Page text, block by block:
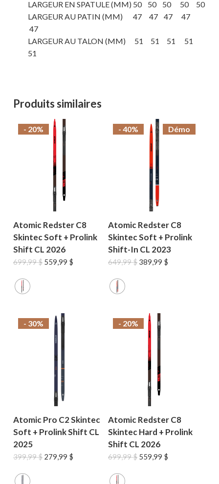
LARGEUR EN SPATULE (MM) 50 50 50 50 50
LARGEUR AU PATIN (MM) 47 47 47 47
47
LARGEUR AU TALON (MM) 51 51 51 51
51
Produits similaires
- 20%
Atomic Redster C8
Skintec Soft + Prolink
Shift CL 2026
699,99$ Le
559,99 $Le
- 40%
Atomic Redster C8
Skintec Soft + Prolink
Shift-In CL 2023
649,99$ Le
389,99 $
Démo
- 30%
Atomic Pro C2 Skintec
Soft + Prolink Shift CL
2025
399,99$ Le
279,99 $Le
- 20%
Atomic Redster C8
Skintec Hard + Prolink
Shift CL 2026
699,99$ Le
559,99 $